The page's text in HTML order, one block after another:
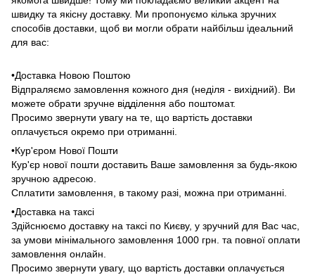
швидку та якісну доставку. Ми пропонуємо кілька зручних
способів доставки, щоб ви могли обрати найбільш ідеальний
для вас:
•Доставка Новою Поштою
Відпраляємо замовлення кожного дня (неділя - вихідний). Ви
можете обрати зручне відділення або поштомат.
Просимо звернути увагу на те, що вартість доставки
оплачується окремо при отриманні.
•Кур'єром Нової Пошти
Кур'єр нової пошти доставить Ваше замовлення за будь-якою
зручною адресою.
Сплатити замовлення, в такому разі, можна при отриманні.
•Доставка на таксі
Здійснюємо доставку на таксі по Києву, у зручний для Вас час,
за умови мінімального замовлення 1000 грн. та повної оплати
замовлення онлайн.
Просимо звернути увагу, що вартість доставки оплачується